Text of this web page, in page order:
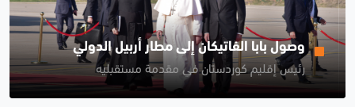
وصول بابا الفاتيكان إلى مطار أربيل الدولي
رئيس إقليم كوردستان في مقدمة مستقبليه